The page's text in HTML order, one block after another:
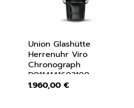
Union Glashütte
Herrenuhr Viro
Chronograph
D0114141603100
1.960,00 €